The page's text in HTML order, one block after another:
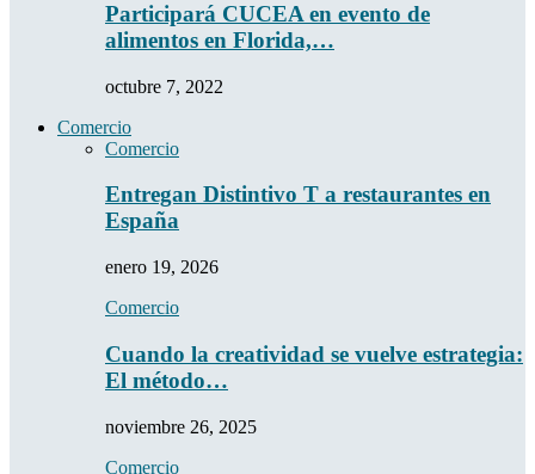
Participará CUCEA en evento de
alimentos en Florida,…
octubre 7, 2022
Comercio
Comercio
Entregan Distintivo T a restaurantes en
España
enero 19, 2026
Comercio
Cuando la creatividad se vuelve estrategia:
El método…
noviembre 26, 2025
Comercio